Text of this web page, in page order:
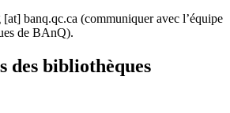
[at] banq.qc.ca (communiquer avec l’équipe
de BAnQ).
des bibliothèques